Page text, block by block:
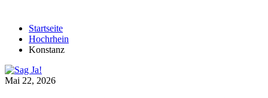
Startseite
Hochrhein
Konstanz
Mai 22, 2026